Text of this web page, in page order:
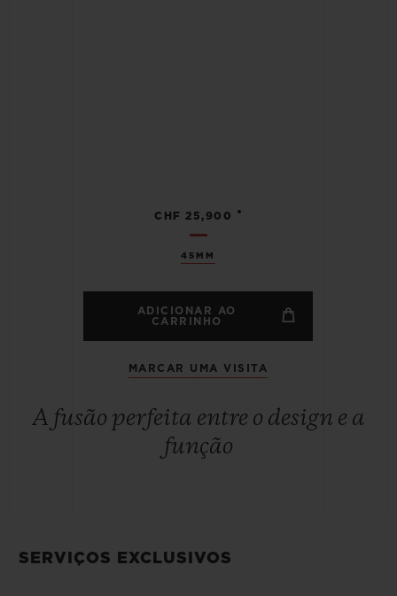
45MM
CHF 25,900 •
ADICIONAR AO
CARRINHO
MARCAR UMA VISITA
A fusão perfeita entre o design e a
função
SERVIÇOS EXCLUSIVOS